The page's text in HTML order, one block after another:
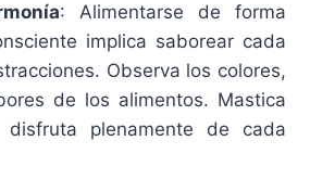
: Alimentarse de forma
implica saborear cada
Observa los colores,
de los alimentos. Mastica
disfruta plenamente de cada